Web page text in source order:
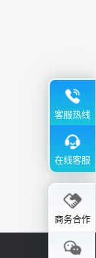
客服热线
在线客服
商务合作